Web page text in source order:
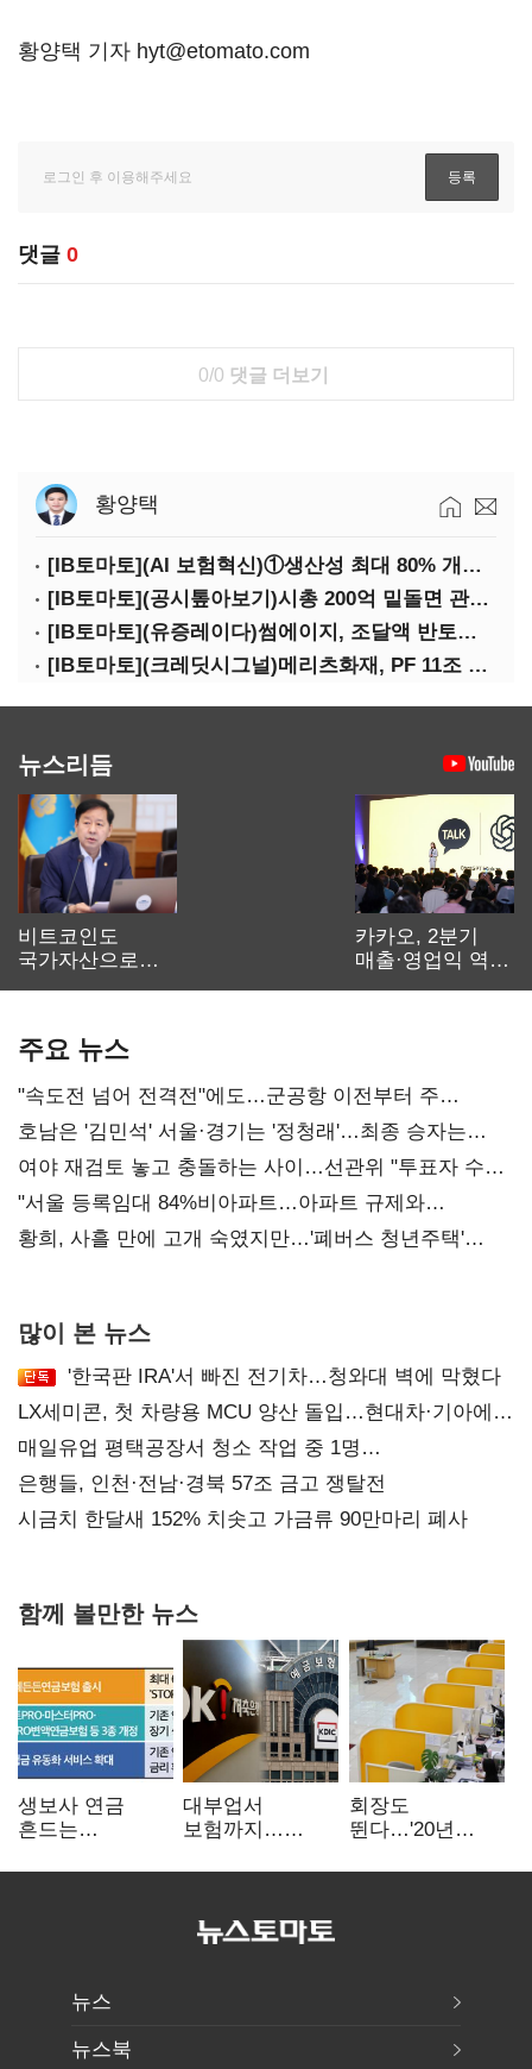
황양택 기자 hyt@etomato.com
댓글 0
0/0 댓글 더보기
황양택
[IB토마토](AI 보험혁신)①생산성 최대 80% 개선…현실은 '실행 격차'
[IB토마토](공시톺아보기)시총 200억 밑돌면 관리종목…상폐 피하려면
[IB토마토](유증레이다)썸에이지, 조달액 반토막…시총 200억 못 넘으면 철회
[IB토마토](크레딧시그널)메리츠화재, PF 11조 노출…부동산 사업성 저하 우려
뉴스리듬
비트코인도
국가자산으로…'
카카오, 2분기
매출·영업익 역대
주요 뉴스
"속도전 넘어 전격전"에도…군공항 이전부터 주
52시간까지 '뇌관'
호남은 '김민석' 서울·경기는 '정청래'…최종 승자는
'안갯속'
여야 재검토 놓고 충돌하는 사이…선관위 "투표자 수
오차 당연"
"서울 등록임대 84%비아파트…아파트 규제와
달리해야"
황희, 사흘 만에 고개 숙였지만…'폐버스 청년주택'
많이 본 뉴스
'한국판 IRA'서 빠진 전기차…청와대 벽에 막혔다
LX세미콘, 첫 차량용 MCU 양산 돌입…현대차·기아에
공급
매일유업 평택공장서 청소 작업 중 1명
사망…"안전관리체계 재점검"
은행들, 인천·전남·경북 57조 금고 쟁탈전
시금치 한달새 152% 치솟고 가금류 90만마리 폐사
함께 볼만한 뉴스
생보사 연금
흔드는
장수리스크'
대부업서
보험까지…
종합금융그룹
회장도
뛴다…'20년
하나' 인천시금고
뉴스
뉴스북